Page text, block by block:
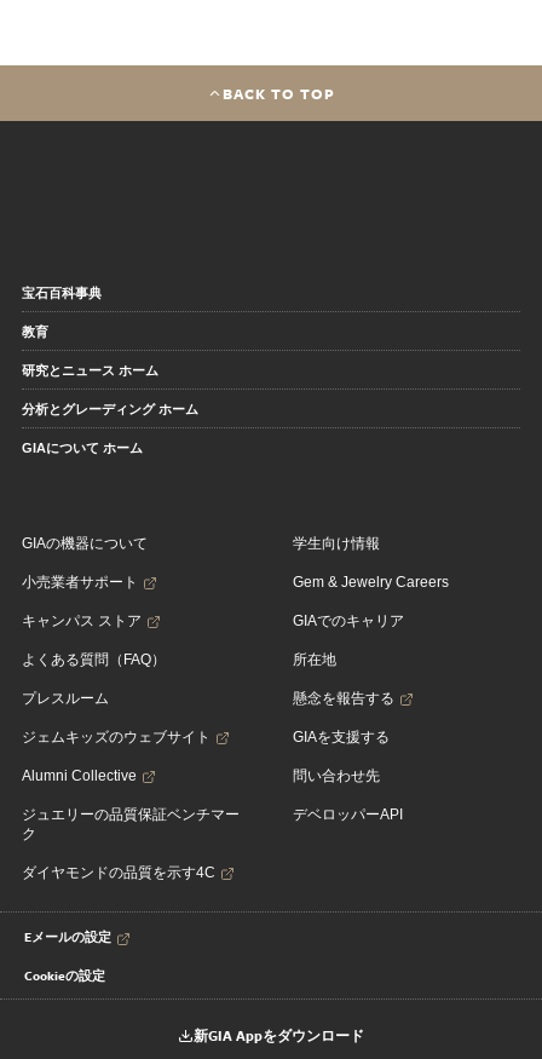
BACK TO TOP
宝石百科事典
教育
研究とニュース ホーム
分析とグレーディング ホーム
GIAについて ホーム
GIAの機器について
小売業者サポート
キャンパス ストア
よくある質問（FAQ）
プレスルーム
ジェムキッズのウェブサイト
Alumni Collective
ジュエリーの品質保証ベンチマー
ク
ダイヤモンドの品質を示す4C
学生向け情報
Gem & Jewelry Careers
GIAでのキャリア
所在地
懸念を報告する
GIAを支援する
問い合わせ先
デベロッパーAPI
Eメールの設定
Cookieの設定
新GIA Appをダウンロード